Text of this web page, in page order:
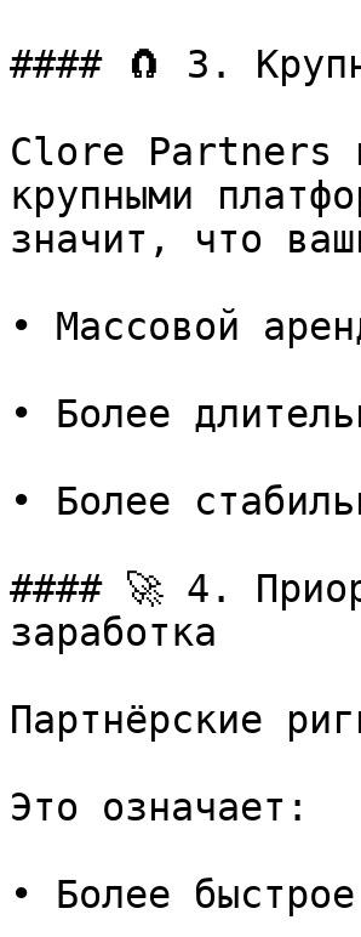
#### 🧲 3.
Clore Partners
крупными
значит, что
• Массовой
• Более
• Более
#### 🚀 4.
заработка
Партнёрские
Это означает:
• Более